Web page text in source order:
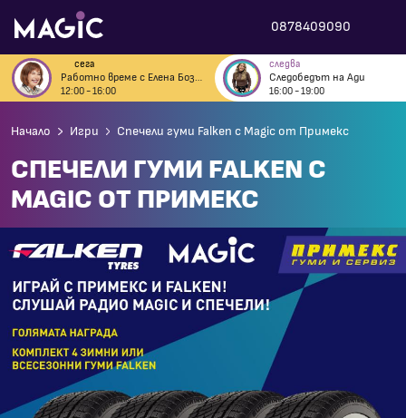
0878409090
сега
12:00 - 16:00
следва
Следобедът на Ади
16:00 - 19:00
Начало Игри Спечели гуми Falken с Magic от Примекс
СПЕЧЕЛИ ГУМИ FALKEN С
MAGIC ОТ ПРИМЕКС